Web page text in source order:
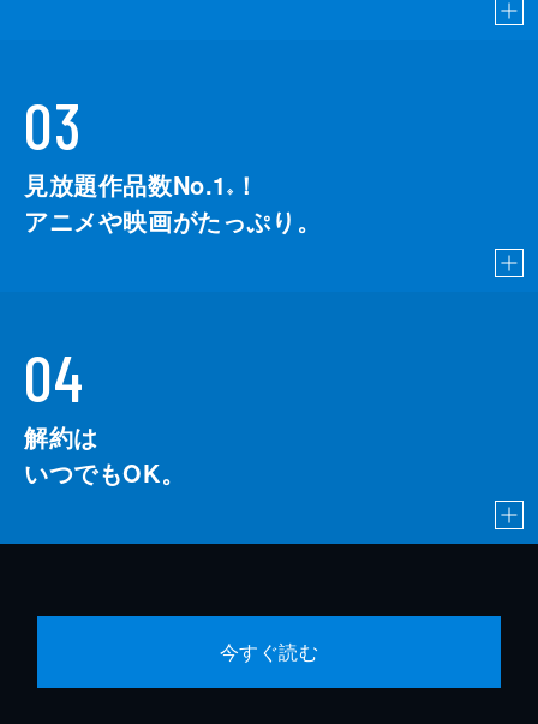
03
見放題作品数No.1 ※
！
アニメや映画がたっぷり。
04
解約は
いつでもOK。
今すぐ読む